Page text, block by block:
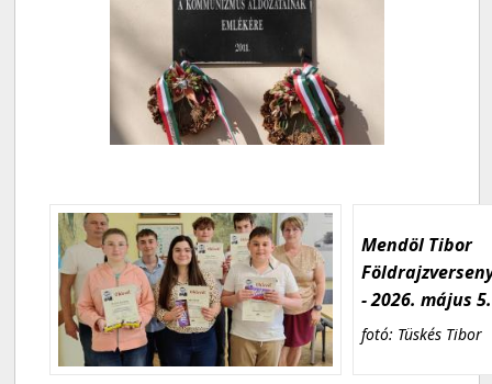
Mendöl Tibor
- 2026. május 5.
fotó: Tüskés Tibor